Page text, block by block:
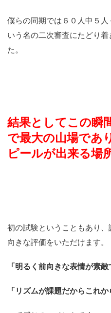
僕らの同期では６０人中５
いう名の二次審査にたどり
た。
結果としてこの瞬
で最大の山場であ
ピールが出来る場
初の試験ということもあり
向きな評価をいただけます。
「明るく前向きな表情が素敵
「リズムが課題だからこれか